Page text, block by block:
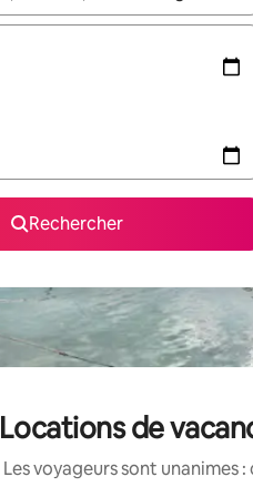
Rechercher
Locations de
Les voyageurs sont